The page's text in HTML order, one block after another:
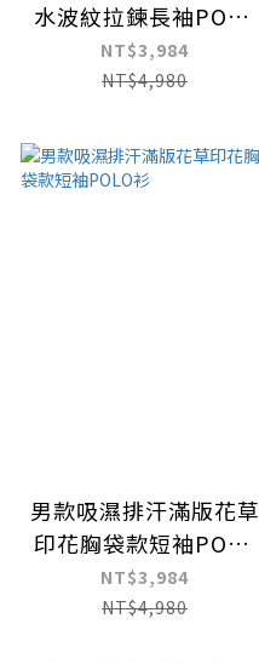
水波紋拉鍊長袖POLO
衫
NT$3,984
NT$4,980
男款吸濕排汗滿版花草
印花胸袋款短袖POLO
衫
NT$3,984
NT$4,980